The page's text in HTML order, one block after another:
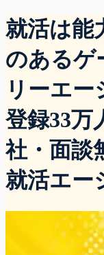
就活は能
のあるゲ
リーエ
登録33万
社・面談
就活エー